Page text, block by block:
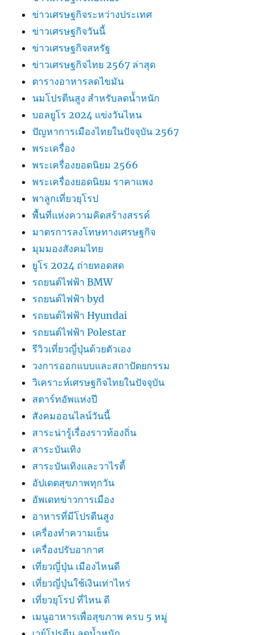
ข่าวเศรษฐกิจระหว่างประเทศ
ข่าวเศรษฐกิจวันนี้
ข่าวเศรษฐกิจสหรัฐ
ข่าวเศรษฐกิจไทย 2567 ล่าสุด
ตารางอาหารลดไขมัน
นมโปรตีนสูง สำหรับลดน้ำหนัก
บอลยูโร 2024 แข่งวันไหน
ปัญหาการเมืองไทยในปัจจุบัน 2567
พระเครื่อง
พระเครื่องยอดนิยม 2566
พระเครื่องยอดนิยม ราคาแพง
พาลูกเที่ยวยุโรป
พื้นที่แห่งความคิดสร้างสรรค์
มาตรการลงโทษทางเศรษฐกิจ
มุมมองสังคมไทย
ยูโร 2024 ถ่ายทอดสด
รถยนต์ไฟฟ้า BMW
รถยนต์ไฟฟ้า byd
รถยนต์ไฟฟ้า Hyundai
รถยนต์ไฟฟ้า Polestar
รีวิวเที่ยวญี่ปุ่นด้วยตัวเอง
วงการออกแบบและสถาปัตยกรรม
วิเคราะห์เศรษฐกิจไทยในปัจจุบัน
สตาร์ทอัพแห่งปี
สังคมออนไลน์วันนี้
สาระน่ารู้เรื่องราวท้องถิ่น
สาระบันเทิง
สาระบันเทิงและวาไรตี้
อัปเดตสุขภาพทุกวัน
อัพเดทข่าวการเมือง
อาหารที่มีโปรตีนสูง
เครื่องทำความเย็น
เครื่องปรับอากาศ
เที่ยวญี่ปุ่น เมืองไหนดี
เที่ยวญี่ปุ่นใช้เงินเท่าไหร่
เที่ยวยุโรป ที่ไหน ดี
เมนูอาหารเพื่อสุขภาพ ครบ 5 หมู่